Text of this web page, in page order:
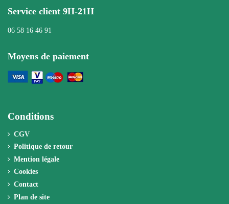
Service client 9H-21H
06 58 16 46 91
Moyens de paiement
Conditions
CGV
Politique de retour
Mention légale
Cookies
Contact
Plan de site